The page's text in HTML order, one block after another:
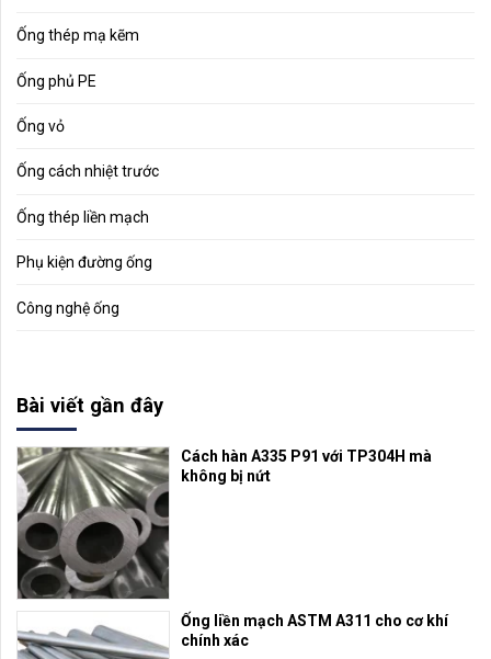
Ống thép mạ kẽm
Ống phủ PE
Ống vỏ
Ống cách nhiệt trước
Ống thép liền mạch
Phụ kiện đường ống
Công nghệ ống
Bài viết gần đây
Cách hàn A335 P91 với TP304H mà
không bị nứt
Ống liền mạch ASTM A311 cho cơ khí
chính xác